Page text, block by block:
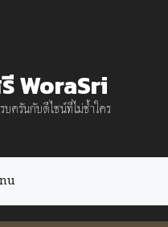
WoraSri
ครันกับดีไซน์ที่ไม่ซ้ำใคร